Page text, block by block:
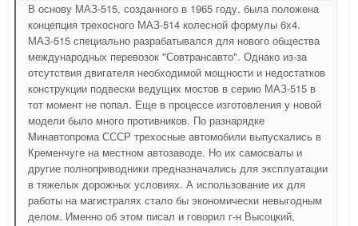
В основу МАЗ-515, созданного в 1965 году, была положена
концепция трехосного МАЗ-514 колесной формулы 6х4.
МАЗ-515 специально разрабатывался для нового общества
международных перевозок "Совтрансавто". Однако из-за
отсутствия двигателя необходимой мощности и недостатков
конструкции подвески ведущих мостов в серию МАЗ-515 в
тот момент не попал. Еще в процессе изготовления у новой
модели было много противников. По разнарядке
Минавтопрома СССР трехосные автомобили выпускались в
Кременчуге на местном автозаводе. Но их самосвалы и
другие полноприводники предназначались для эксплуатации
в тяжелых дорожных условиях. А использование их для
работы на магистралях стало бы экономически невыгодным
делом. Именно об этом писал и говорил г-н Высоцкий,